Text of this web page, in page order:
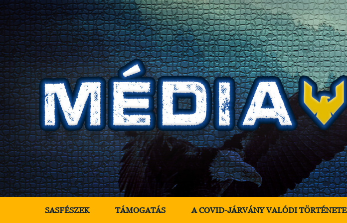
SASFÉSZEK TÁMOGATÁS A COVID-JÁRVÁNY VALÓDI TÖRTÉNETE